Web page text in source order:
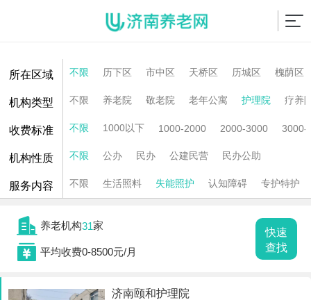
所在区域 不限 历下区 市中区 天桥区 历城区 槐荫区
机构类型 不限 养老院 敬老院 老年公寓 护理院 疗养
收费标准 不限 1000以下 1000-2000 2000-3000 3000-
机构性质 不限 公办 民办 公建民营 民办公助
服务内容 不限 生活照料 失能照护 认知障碍 专护特护
 养老机构31家
 平均收费0-8500元/月
快速
查找
济南颐和护理院